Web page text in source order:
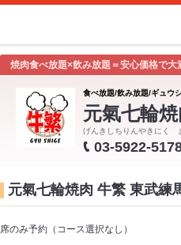
焼肉食べ放題×飲み放題＝安心価格で大
食べ放題/飲み放題/ギュウ
元氣七輪
げんきしちりんやきにく
03-5922-
元氣七輪焼肉 牛繁 東武
席のみ予約（コース選択なし）